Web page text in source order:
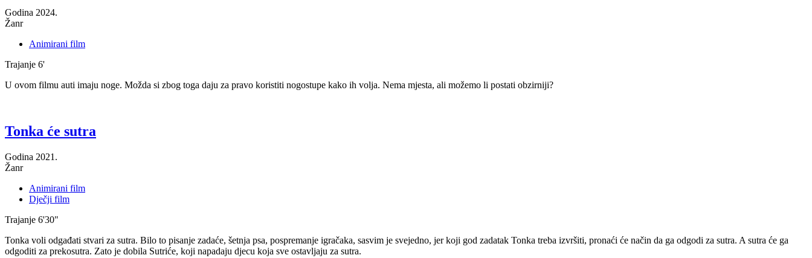
Godina 2024.
Žanr
Animirani film
Trajanje 6'
U ovom filmu auti imaju noge. Možda si zbog toga daju za pravo koristiti nogostupe kako ih volja. Nema mjesta, ali možemo li postati obzirniji?
Tonka će sutra
Godina 2021.
Žanr
Animirani film
Dječji film
Trajanje 6'30"
Tonka voli odgađati stvari za sutra. Bilo to pisanje zadaće, šetnja psa, pospremanje igračaka, sasvim je svejedno, jer koji god zadatak Tonka treba izvršiti, pronaći će način da ga odgodi za sutra. A sutra će ga
odgoditi za prekosutra. Zato je dobila Sutriće, koji napadaju djecu koja sve ostavljaju za sutra.